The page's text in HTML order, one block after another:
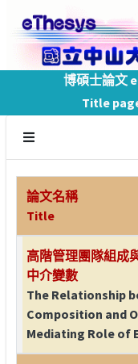
博碩士論文
Title
論文名稱
Title
高階管理團隊組成
中介變數
The Relationship
Composition and
Mediating Role of